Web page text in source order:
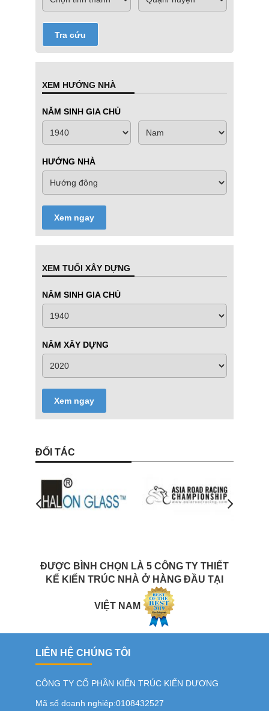
Tra cứu
XEM HƯỚNG NHÀ
NĂM SINH GIA CHỦ
HƯỚNG NHÀ
Xem ngay
XEM TUỔI XÂY DỰNG
NĂM SINH GIA CHỦ
NĂM XÂY DỰNG
Xem ngay
ĐỐI TÁC
ĐƯỢC BÌNH CHỌN LÀ 5 CÔNG TY THIẾT
KẾ KIẾN TRÚC NHÀ Ở HÀNG ĐẦU TẠI
VIỆT NAM
LIÊN HỆ CHÚNG TÔI
CÔNG TY CỔ PHẦN KIẾN TRÚC KIẾN DƯƠNG
Mã số doanh nghiêp:0108432527